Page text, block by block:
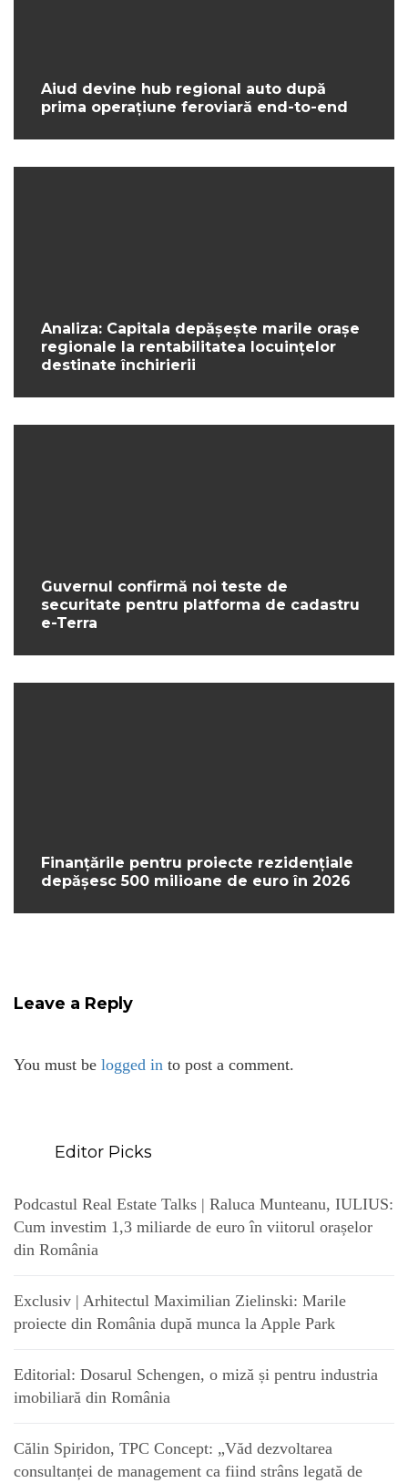
Aiud devine hub regional auto după
prima operațiune feroviară end-to-end
Analiza: Capitala depășește marile orașe
regionale la rentabilitatea locuințelor
destinate închirierii
Guvernul confirmă noi teste de
securitate pentru platforma de cadastru
e-Terra
Finanțările pentru proiecte rezidențiale
depășesc 500 milioane de euro în 2026
Leave a Reply
You must be logged in to post a comment.
Editor Picks
Podcastul Real Estate Talks | Raluca Munteanu, IULIUS:
Cum investim 1,3 miliarde de euro în viitorul orașelor
din România
Exclusiv | Arhitectul Maximilian Zielinski: Marile
proiecte din România după munca la Apple Park
Editorial: Dosarul Schengen, o miză și pentru industria
imobiliară din România
Călin Spiridon, TPC Concept: „Văd dezvoltarea
consultanței de management ca fiind strâns legată de